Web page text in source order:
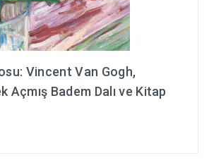
Vincent Van Gogh,
Açmış Badem Dalı ve Kitap